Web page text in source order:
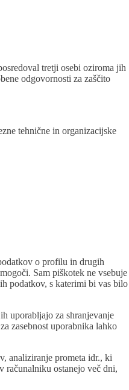
tretji osebi oziroma jih
odgovornosti za zaščito
tehnične in organizacijske
o profilu in drugih
Sam piškotek ne vsebuje
podatkov, s katerimi bi vas bilo
uporabljajo za shranjevanje
zasebnost uporabnika lahko
analiziranje prometa idr., ki
računalniku ostanejo več dni,